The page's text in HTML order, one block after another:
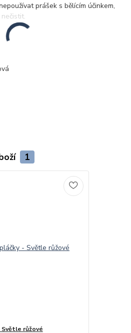
prášek s bělícím účinkem,
1
růžové